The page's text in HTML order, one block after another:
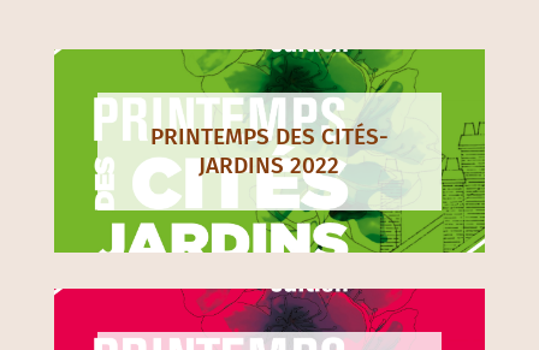
PRINTEMPS DES CITÉS-
JARDINS 2022